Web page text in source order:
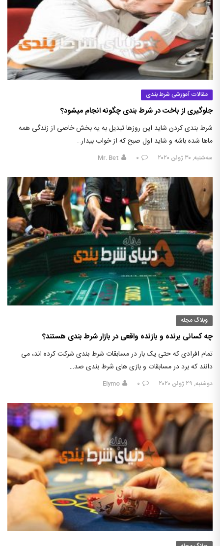
مقالات آموزشی شرط بندی
جلوگیری از باخت در شرط بندی چگونه انجام میشود؟
شرط بندی کردن شاید این روزها تبدیل به یه بخش خاصی از زندگی همه
ماها شده باشه و شاید اول صبح که از خواب بیدار…
سه‌شنبه, ۳۰ ژوئن ۲۰۲۰ ۰ Mr. Bet
وبلاگ مجله
چه کسانی برنده و بازنده واقعی در بازار شرط بندی هستند؟
تمام افرادی که حتی یک بار در مسابقات شرط بندی شرکت کرده اند، می
دانند که برد در مسابقات و بازی های شرط بندی صد…
دوشنبه, ۲۹ ژوئن ۲۰۲۰ ۰ Elymo